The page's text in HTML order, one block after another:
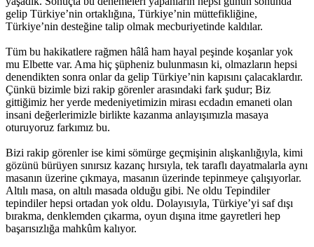
gelip Türkiye’nin ortaklığına, Türkiye’nin müttefikliğine,
Türkiye’nin desteğine talip olmak mecburiyetinde kaldılar.
Tüm bu hakikatlere rağmen hâlâ ham hayal peşinde koşanlar yok
mu Elbette var. Ama hiç şüpheniz bulunmasın ki, olmazların hepsi
denendikten sonra onlar da gelip Türkiye’nin kapısını çalacaklardır.
Çünkü bizimle bizi rakip görenler arasındaki fark şudur; Biz
gittiğimiz her yerde medeniyetimizin mirası ecdadın emaneti olan
insani değerlerimizle birlikte kazanma anlayışımızla masaya
oturuyoruz farkımız bu.
Bizi rakip görenler ise kimi sömürge geçmişinin alışkanlığıyla, kimi
gözünü bürüyen sınırsız kazanç hırsıyla, tek taraflı dayatmalarla aynı
masanın üzerine çıkmaya, masanın üzerinde tepinmeye çalışıyorlar.
Altılı masa, on altılı masada olduğu gibi. Ne oldu Tepindiler
tepindiler hepsi ortadan yok oldu. Dolayısıyla, Türkiye’yi saf dışı
bırakma, denklemden çıkarma, oyun dışına itme gayretleri hep
başarısızlığa mahkûm kalıyor.